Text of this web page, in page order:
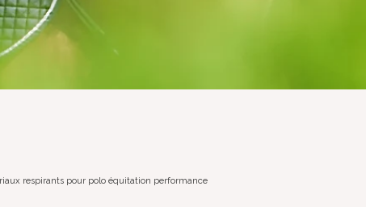
respirants pour polo équitation performance